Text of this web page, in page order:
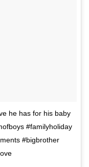
he has for his baby
#familyholiday
#bigbrother